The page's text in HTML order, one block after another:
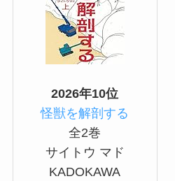
2026年10位
怪獣を解剖する
全2巻
サイトウ マド
KADOKAWA